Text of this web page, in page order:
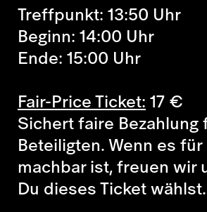
Treffpunkt: 13:50 Uhr
Beginn: 14:00 Uhr
Ende: 15:00 Uhr
Fair-Price Ticket:17€
Sichert faire Bezahlung
Beteiligten. Wenn es für
machbar ist, freuen wir
Du dieses Ticket wählst.